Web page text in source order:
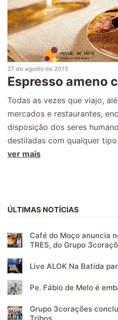
27 de agosto de 2015
Espresso ameno
Todas as vezes que viajo,
mercados e restaurantes,
disposição dos seres
destiladas com qualquer
ver mais
ÚLTIMAS NOTÍCIAS
Café do Moço anuncia
TRES, do Grupo
Live ALOK Na Batida
Pe. Fábio de Melo é
Grupo 3corações
Tribos